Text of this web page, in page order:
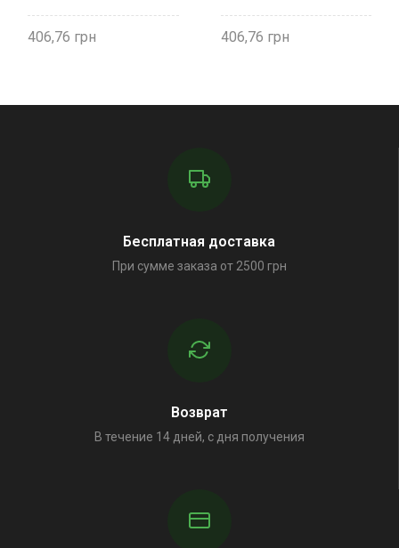
406,76 406,76
Бесплатная доставка
При сумме заказа от 2500 грн
Возврат
В течение 14 дней, с дня получения